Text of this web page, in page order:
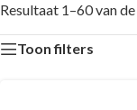
Resultaat 1–60 van
Toon filters